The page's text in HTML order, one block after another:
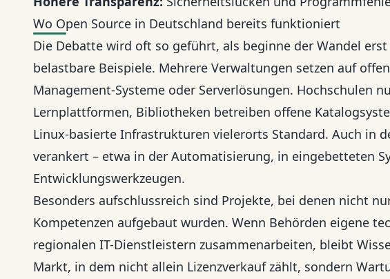
Wo Open Source in Deutschland bereits funktioniert
Die Debatte wird oft so geführt, als beginne der Wandel
belastbare Beispiele. Mehrere Verwaltungen setzen auf
Management-Systeme oder Serverlösungen. Hochschulen
Lernplattformen, Bibliotheken betreiben offene
Linux-basierte Infrastrukturen vielerorts Standard. Auch in
verankert – etwa in der Automatisierung, in eingebetteten
Entwicklungswerkzeugen.
Besonders aufschlussreich sind Projekte, bei denen nicht
Kompetenzen aufgebaut wurden. Wenn Behörden eigene
regionalen IT-Dienstleistern zusammenarbeiten, bleibt
Markt, in dem nicht allein Lizenzverkauf zählt, sondern